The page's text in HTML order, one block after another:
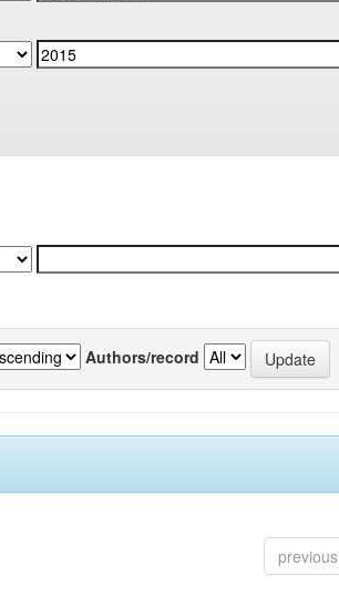
Authors/record
previous